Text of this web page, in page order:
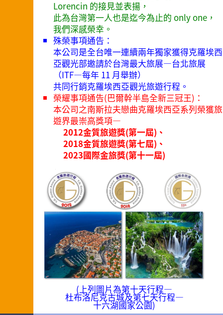
Lorencin 的接見並表揚，
此為台灣第一人也是迄今為止的 only one，
我們深感榮幸。
殊榮事項通告：
本公司是全台唯一連續兩年獨家獲得克羅埃西
亞觀光部邀請於台灣最大旅展—台北旅展
（ITF—每年 11 月舉辦）
共同行銷克羅埃西亞觀光旅遊行程。
榮耀事項通告(巴爾幹半島全新三冠王)：
本公司之南斯拉夫戀曲克羅埃西亞系列榮獲旅
遊界最崇高獎項—
2012金質旅遊獎(第一屆)、
2018金質旅遊獎(第七屆)、
2023國際金旅獎(第十一屆)
(上列圖片為第十天行程—
杜布洛尼克古城及第七天行程—
十六湖國家公園)